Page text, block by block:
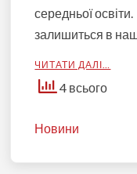
середньої
залишиться в
ЧИТАТИ ДАЛІ…
4 всього
Новини